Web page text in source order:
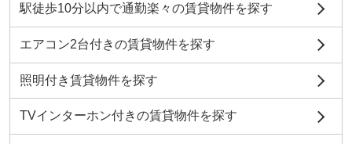
駅徒歩10分以内で通勤楽々の賃貸物件を探す
エアコン2台付きの賃貸物件を探す
照明付き賃貸物件を探す
TVインターホン付きの賃貸物件を探す